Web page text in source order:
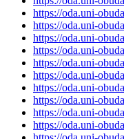
https://oda.uni-
https://oda.uni-
https://oda.uni-
https://oda.uni-
https://oda.uni-
https://oda.uni-
https://oda.uni-
https://oda.uni-
https://oda.uni-
https://oda.uni-